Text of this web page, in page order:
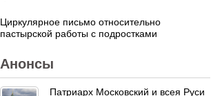
Циркулярное письмо относительно
пастырской работы с подростками
Анонсы
Патриарх Московский и всея Руси